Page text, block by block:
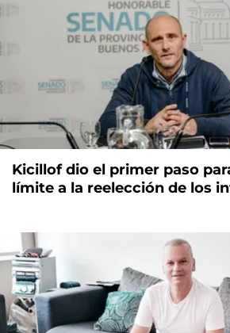
Kicillof dio el primer paso
límite a la reelección de los